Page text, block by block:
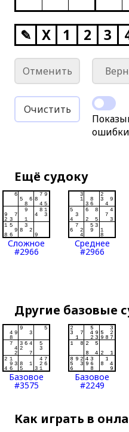
✎ X 1 2 3
Отменить
Очистить
ошибки
Ещё судоку
Сложное
#2966
Среднее
#2966
Другие базовые
Базовое
#3575
Базовое
#2249
Как играть в